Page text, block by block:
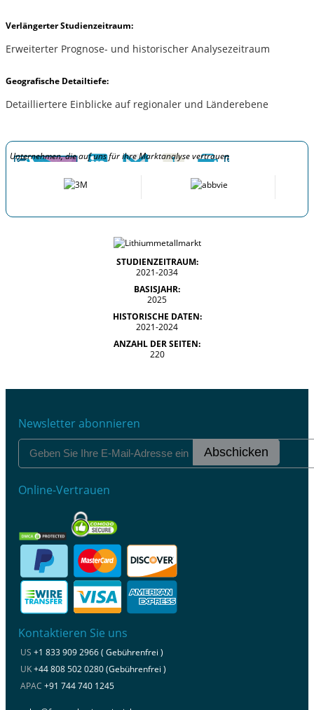
Verlängerter Studienzeitraum:
Erweiterter Prognose- und historischer Analysezeitraum
Geografische Detailtiefe:
Detailliertere Einblicke auf regionaler und Länderebene
Unternehmen, die auf uns für ihre Marktanalyse vertrauen
STUDIENZEITRAUM:
2021-2034
BASISJAHR:
2025
HISTORISCHE DATEN:
2021-2024
ANZAHL DER SEITEN:
220
Newsletter abonnieren
Abschicken
Online-Vertrauen
Kontaktieren Sie uns
US +1 833 909 2966 ( Gebührenfrei )
UK+44 808 502 0280 (Gebührenfrei )
APAC +91 744 740 1245